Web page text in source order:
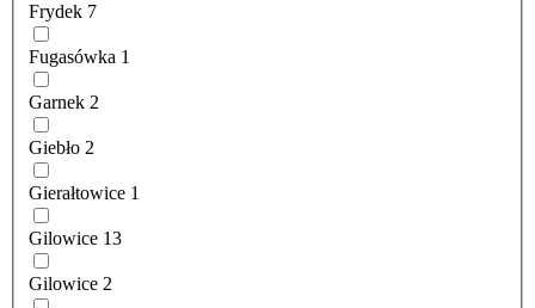
Frydek 7
Fugasówka 1
Garnek 2
Giebło 2
Gierałtowice 1
Gilowice 13
Gilowice 2